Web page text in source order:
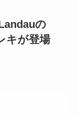
の
キが登場